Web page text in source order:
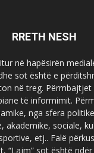
RRETH NESH
në hapësirën
sot është e
në treg.
të informimit.
nga sfera
akademike, sociale,
etj.. Falë
“Lajm” sot është